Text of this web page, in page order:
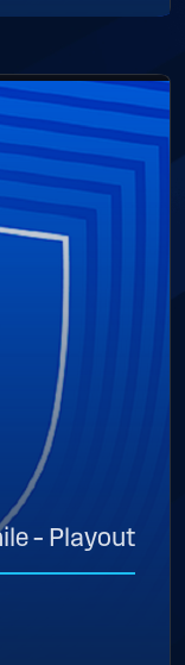
– Playout